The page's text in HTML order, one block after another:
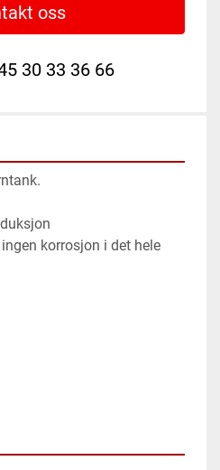
oss
30 33 36 66
korrosjon i det hele